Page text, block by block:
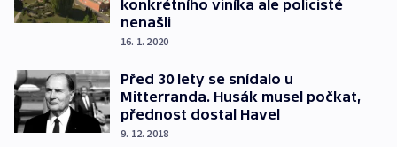
konkrétního viníka ale policisté
nenašli
16. 1. 2020
Před 30 lety se snídalo u
Mitterranda. Husák musel počkat,
přednost dostal Havel
9. 12. 2018